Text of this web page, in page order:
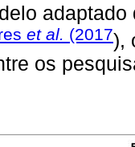
et al. (2017),
os